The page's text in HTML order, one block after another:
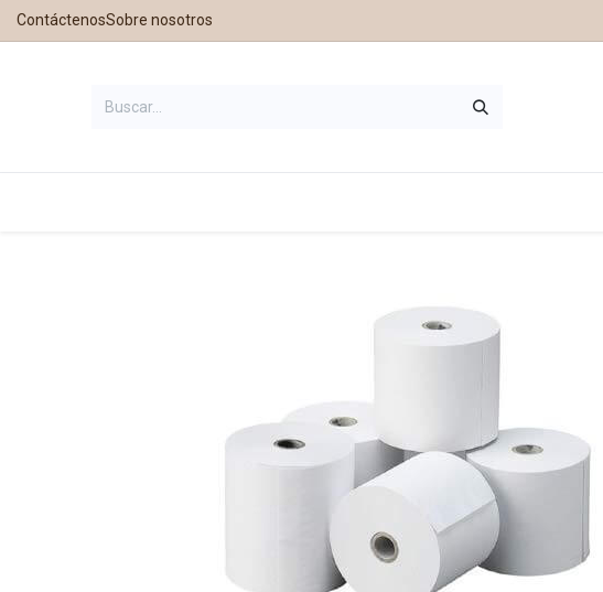
ContáctenosSobre nosotros